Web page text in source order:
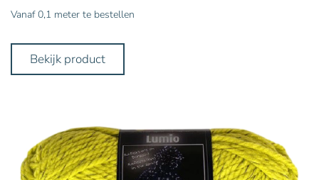
Vanaf 0,1 meter te bestellen
Bekijk product